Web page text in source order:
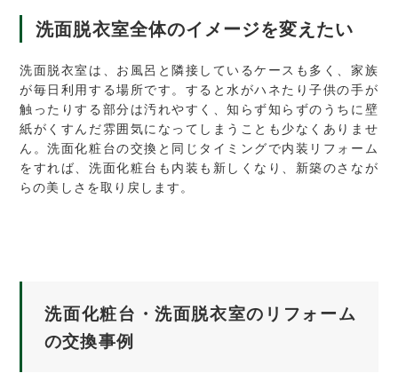
洗面脱衣室全体のイメージを変えたい
洗面脱衣室は、お風呂と隣接しているケースも多く、家族
が毎日利用する場所です。すると水がハネたり子供の手が
触ったりする部分は汚れやすく、知らず知らずのうちに壁
紙がくすんだ雰囲気になってしまうことも少なくありませ
ん。洗面化粧台の交換と同じタイミングで内装リフォーム
をすれば、洗面化粧台も内装も新しくなり、新築のさなが
らの美しさを取り戻します。
洗面化粧台・洗面脱衣室のリフォーム
の交換事例